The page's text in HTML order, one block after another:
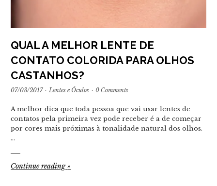
QUAL A MELHOR LENTE DE
CONTATO COLORIDA PARA OLHOS
CASTANHOS?
07/03/2017 · Lentes e Óculos · 0 Comments
A melhor dica que toda pessoa que vai usar lentes de
contatos pela primeira vez pode receber é a de começar
por cores mais próximas à tonalidade natural dos olhos.
…
Continue reading»